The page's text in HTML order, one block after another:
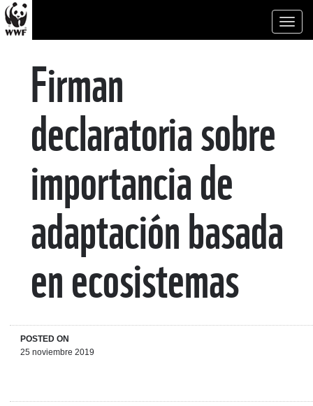
Firman
declaratoria sobre
importancia de
adaptación basada
en ecosistemas
POSTED ON
25 noviembre 2019